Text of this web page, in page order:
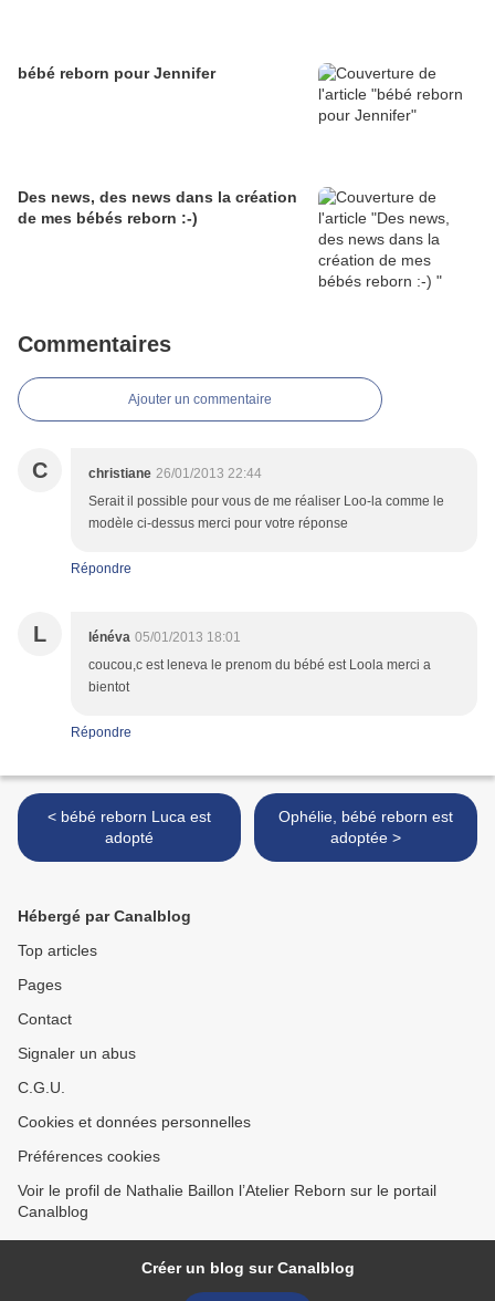
bébé reborn pour Jennifer
Des news, des news dans la création
de mes bébés reborn :-)
Commentaires
Ajouter un commentaire
C christiane 26/01/2013 22:44
Serait il possible pour vous de me réaliser Loo-la comme le
modèle ci-dessus merci pour votre réponse
Répondre
L lénéva 05/01/2013 18:01
coucou,c est leneva le prenom du bébé est Loola merci a
bientot
Répondre
< bébé reborn Luca est
adopté
Ophélie, bébé reborn est
adoptée >
Hébergé par Canalblog
Top articles
Pages
Contact
Signaler un abus
C.G.U.
Cookies et données personnelles
Préférences cookies
Voir le profil de Nathalie Baillon l’Atelier Reborn sur le portail
Canalblog
Créer un blog sur Canalblog